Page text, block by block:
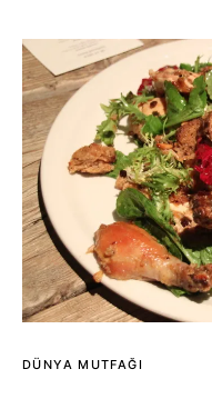
DÜNYA MUTFAĞI